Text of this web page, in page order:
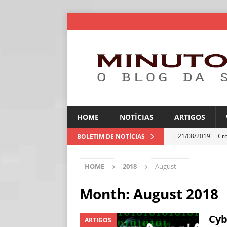
HOME NOTÍCIAS ARTIGOS
BOLETIM DE NOTÍCIAS [ 21/08/2019 ]
[ 06/08/2026 ]
industriais
NOTÍCIAS
HOME 2018 August
Month: August 2018
ARTIGOS